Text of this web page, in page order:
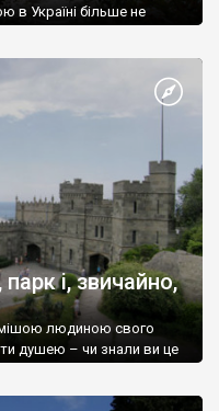
в Україні більше не
і, звичайно,
людиною свого
душею – чи знали ви це